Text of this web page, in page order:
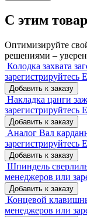
С этим
Оптимизируйте
решениями –
Колодка захвата
зарегистрируйтесь
Добавить к заказу
Накладка цанги
зарегистрируйтесь
Добавить к заказу
Аналог Вал
зарегистрируйтесь
Добавить к заказу
Шпиндель
менеджеров или
Добавить к заказу
Концевой
менеджеров или